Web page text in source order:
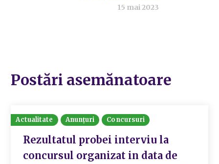
15 mai 2023
Postări asemănatoare
Actualitate Anunțuri Concursuri
Rezultatul probei interviu la
concursul organizat in data de